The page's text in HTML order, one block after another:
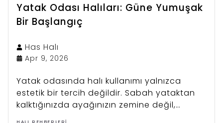
Yatak Odası Halıları: Güne Yumuşak
Bir Başlangıç
Has Halı
Apr 9, 2026
Yatak odasında halı kullanımı yalnızca
estetik bir tercih değildir. Sabah yataktan
kalktığınızda ayağınızın zemine değil,
yumuşak bir halıya basması günün
HALI REHBERLERI